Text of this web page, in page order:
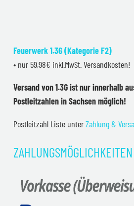
Feuerwerk 1.3G (Kategorie F2)
• nur 59,98€ inkl.MwSt. Versandkosten!
Versand von 1.3G ist nur innerhalb
Postleitzahlen in Sachsen möglich!
Postleitzahl Liste unterZahlung &
ZAHLUNGSMÖGLICHKEITEN